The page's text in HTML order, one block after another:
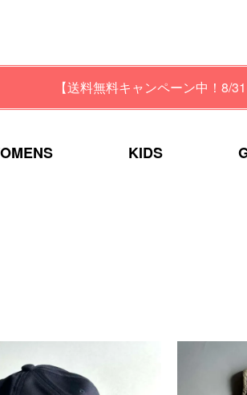
【送料無料キャンペーン中！8/31
KIDS